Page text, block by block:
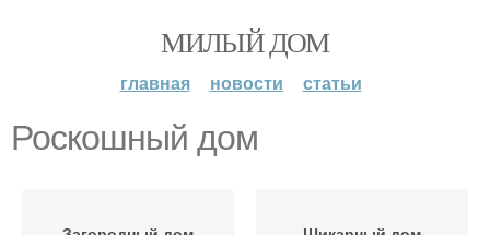
МИЛЫЙ ДОМ
главная новости статьи
Роскошный дом